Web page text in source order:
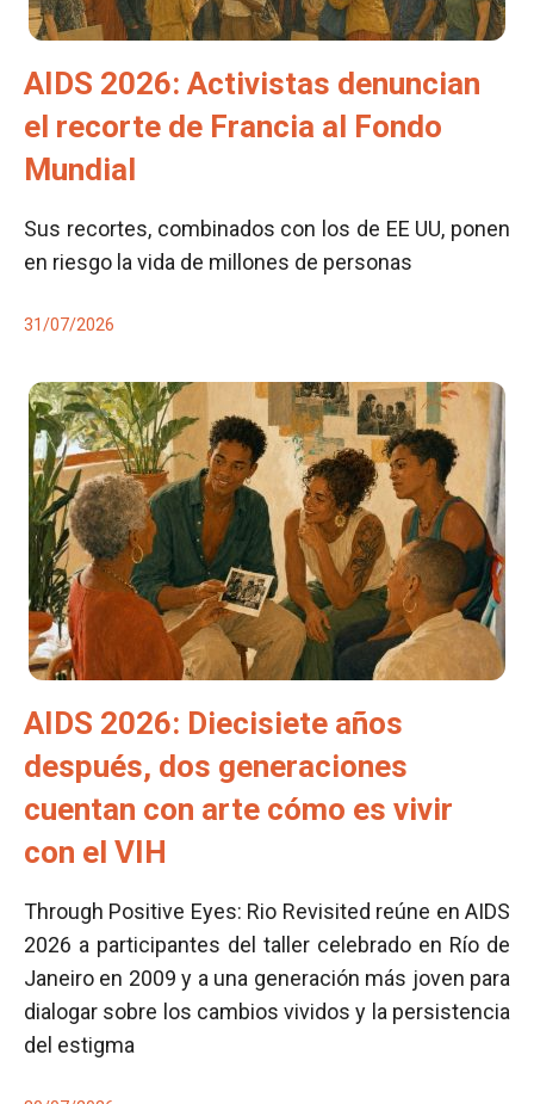
AIDS 2026: Activistas denuncian
el recorte de Francia al Fondo
Mundial
Sus recortes, combinados con los de EE UU, ponen
en riesgo la vida de millones de personas
31/07/2026
AIDS 2026: Diecisiete años
después, dos generaciones
cuentan con arte cómo es vivir
con el VIH
Through Positive Eyes: Rio Revisited reúne en AIDS
2026 a participantes del taller celebrado en Río de
Janeiro en 2009 y a una generación más joven para
dialogar sobre los cambios vividos y la persistencia
del estigma